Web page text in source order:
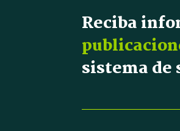
Reciba
sistema de